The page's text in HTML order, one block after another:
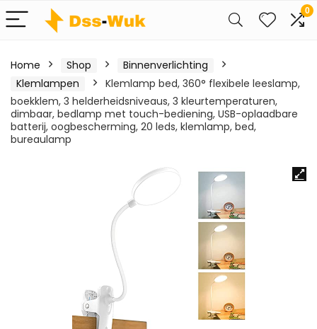
0
Home Shop
Binnenverlichting
Klemlampen
Klemlamp bed, 360° flexibele leeslamp,
boekklem, 3 helderheidsniveaus, 3 kleurtemperaturen,
dimbaar, bedlamp met touch-bediening, USB-oplaadbare
batterij, oogbescherming, 20 leds, klemlamp, bed,
bureaulamp